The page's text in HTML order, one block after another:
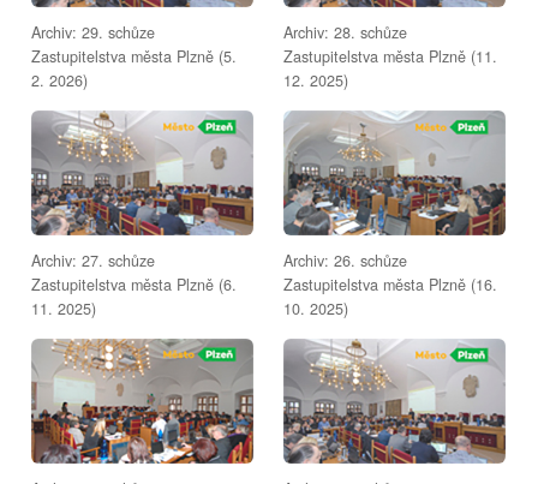
Archiv: 29. schůze
Zastupitelstva města Plzně (5.
2. 2026)
Archiv: 28. schůze
Zastupitelstva města Plzně (11.
12. 2025)
Archiv: 27. schůze
Zastupitelstva města Plzně (6.
11. 2025)
Archiv: 26. schůze
Zastupitelstva města Plzně (16.
10. 2025)